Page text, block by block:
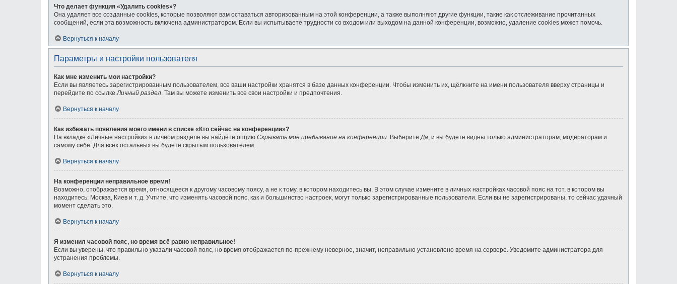
Что делает функция «Удалить cookies»?
Она удаляет все созданные cookies, которые позволяют вам оставаться авторизованным на этой конференции, а также выполняют другие функции, такие как отслеживание прочитанных
сообщений, если эта возможность включена администратором. Если вы испытываете трудности со входом или выходом на данной конференции, возможно, удаление cookies может помочь.
Вернуться к началу
Параметры и настройки пользователя
Как мне изменить мои настройки?
Если вы являетесь зарегистрированным пользователем, все ваши настройки хранятся в базе данных конференции. Чтобы изменить их, щёлкните на имени пользователя вверху страницы и
перейдите по ссылкеЛичный раздел. Там вы можете изменить все свои настройки и предпочтения.
Вернуться к началу
Как избежать появления моего имени в списке «Кто сейчас на конференции»?
На вкладке «Личные настройки» в личном разделе вы найдёте опцию Скрывать моё пребывание на конференции. ВыберитеДа, и вы будете видны только администраторам, модераторам и
самому себе. Для всех остальных вы будете скрытым пользователем.
Вернуться к началу
На конференции неправильное время!
Возможно, отображается время, относящееся к другому часовому поясу, а не к тому, в котором находитесь вы. В этом случае измените в личных настройках часовой пояс на тот, в котором вы
находитесь: Москва, Киев и т. д. Учтите, что изменять часовой пояс, как и большинство настроек, могут только зарегистрированные пользователи. Если вы не зарегистрированы, то сейчас удачный
момент сделать это.
Вернуться к началу
Я изменил часовой пояс, но время всё равно неправильное!
Если вы уверены, что правильно указали часовой пояс, но время отображается по-прежнему неверное, значит, неправильно установлено время на сервере. Уведомите администратора для
устранения проблемы.
Вернуться к началу